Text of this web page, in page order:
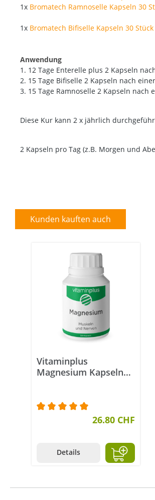
1x Bromatech Ramnoselle Kapseln 30
1x Bromatech Bifiselle Kapseln 30 Stück
Anwendung
1. 12 Tage Enterelle plus 2 Kapseln
2. 15 Tage Bifiselle 2 Kapseln nach
3. 15 Tage Ramnoselle 2 Kapseln
Diese Kur kann 2 x jährlich
2 Kapseln pro Tag (z.B. Morgen und
Kunden kauften auch
Vitaminplus
Magnesium Kapseln
Durchschnittliche26.80 CHF
Details